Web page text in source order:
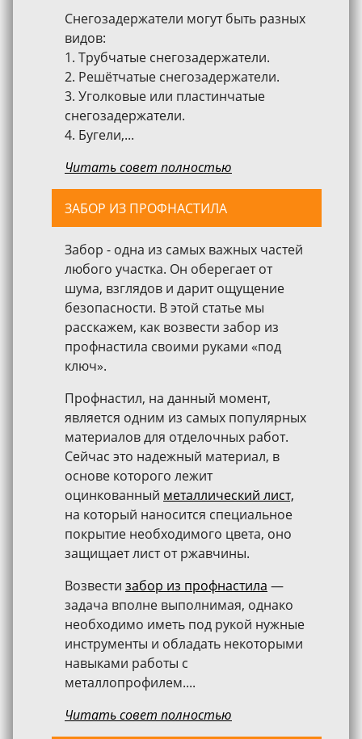
Снегозадержатели могут быть разных
видов:
1. Трубчатые снегозадержатели.
2. Решётчатые снегозадержатели.
3. Уголковые или пластинчатые
снегозадержатели.
4. Бугели,...
Читать совет полностью
ЗАБОР ИЗ ПРОФНАСТИЛА
Забор - одна из самых важных частей
любого участка. Он оберегает от
шума, взглядов и дарит ощущение
безопасности. В этой статье мы
расскажем, как возвести забор из
профнастила своими руками «под
ключ».
Профнастил, на данный момент,
является одним из самых популярных
материалов для отделочных работ.
Сейчас это надежный материал, в
основе которого лежит
оцинкованный металлический лист,
на который наносится специальное
покрытие необходимого цвета, оно
защищает лист от ржавчины.
Возвести забор из профнастила —
задача вполне выполнимая, однако
необходимо иметь под рукой нужные
инструменты и обладать некоторыми
навыками работы с
металлопрофилем....
Читать совет полностью